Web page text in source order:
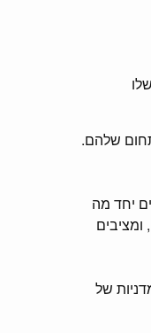
שלהם.
יחד מה
של